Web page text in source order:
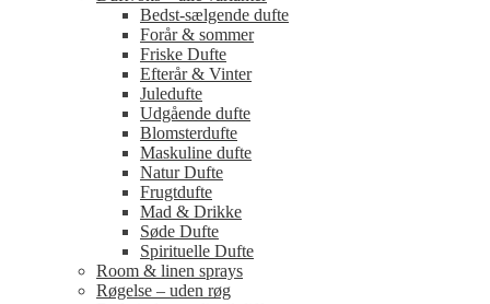
Bedst-sælgende dufte
Forår & sommer
Friske Dufte
Efterår & Vinter
Juledufte
Udgående dufte
Blomsterdufte
Maskuline dufte
Natur Dufte
Frugtdufte
Mad & Drikke
Søde Dufte
Spirituelle Dufte
Room & linen sprays
Røgelse – uden røg